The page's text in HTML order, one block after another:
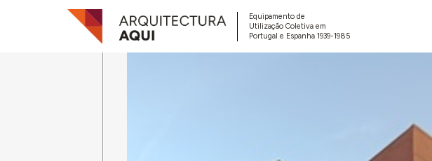
Equipamento de
Utilização Coletiva em
Portugal e Espanha 1939-1985